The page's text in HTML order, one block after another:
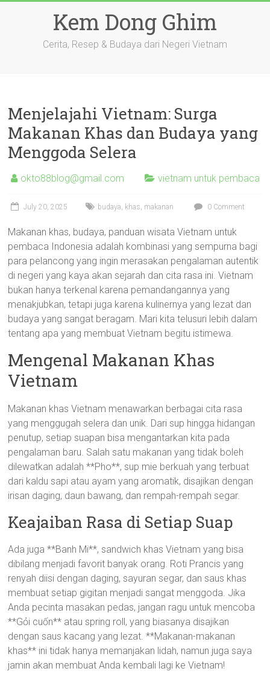
Kem Dong Ghim
Cerita, Resep & Budaya dari Negeri Vietnam
Menjelajahi Vietnam: Surga
Makanan Khas dan Budaya yang
Menggoda Selera
okto88blog@gmail.com vietnam untuk pembaca
July 20, 2025 budaya, khas, makanan 0 Comment
Makanan khas, budaya, panduan wisata Vietnam untuk
pembaca Indonesia adalah kombinasi yang sempurna bagi
para pelancong yang ingin merasakan pengalaman autentik
di negeri yang kaya akan sejarah dan cita rasa ini. Vietnam
bukan hanya terkenal karena pemandangannya yang
menakjubkan, tetapi juga karena kulinernya yang lezat dan
budaya yang sangat beragam. Mari kita telusuri lebih dalam
tentang apa yang membuat Vietnam begitu istimewa.
Mengenal Makanan Khas
Vietnam
Makanan khas Vietnam menawarkan berbagai cita rasa
yang menggugah selera dan unik. Dari sup hingga hidangan
penutup, setiap suapan bisa mengantarkan kita pada
pengalaman baru. Salah satu makanan yang tidak boleh
dilewatkan adalah **Pho**, sup mie berkuah yang terbuat
dari kaldu sapi atau ayam yang aromatik, disajikan dengan
irisan daging, daun bawang, dan rempah-rempah segar.
Keajaiban Rasa di Setiap Suap
Ada juga **Banh Mi**, sandwich khas Vietnam yang bisa
dibilang menjadi favorit banyak orang. Roti Prancis yang
renyah diisi dengan daging, sayuran segar, dan saus khas
membuat setiap gigitan menjadi sangat menggoda. Jika
Anda pecinta masakan pedas, jangan ragu untuk mencoba
**Gỏi cuốn** atau spring roll, yang biasanya disajikan
dengan saus kacang yang lezat. **Makanan-makanan
khas** ini tidak hanya memanjakan lidah, namun juga saya
jamin akan membuat Anda kembali lagi ke Vietnam!